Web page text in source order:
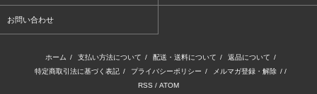
お問い合わせ
ホーム / 支払い方法について / 配送・送料について / 返品について /
特定商取引法に基づく表記 / プライバシーポリシー / メルマガ登録・解除 / /
RSS / ATOM